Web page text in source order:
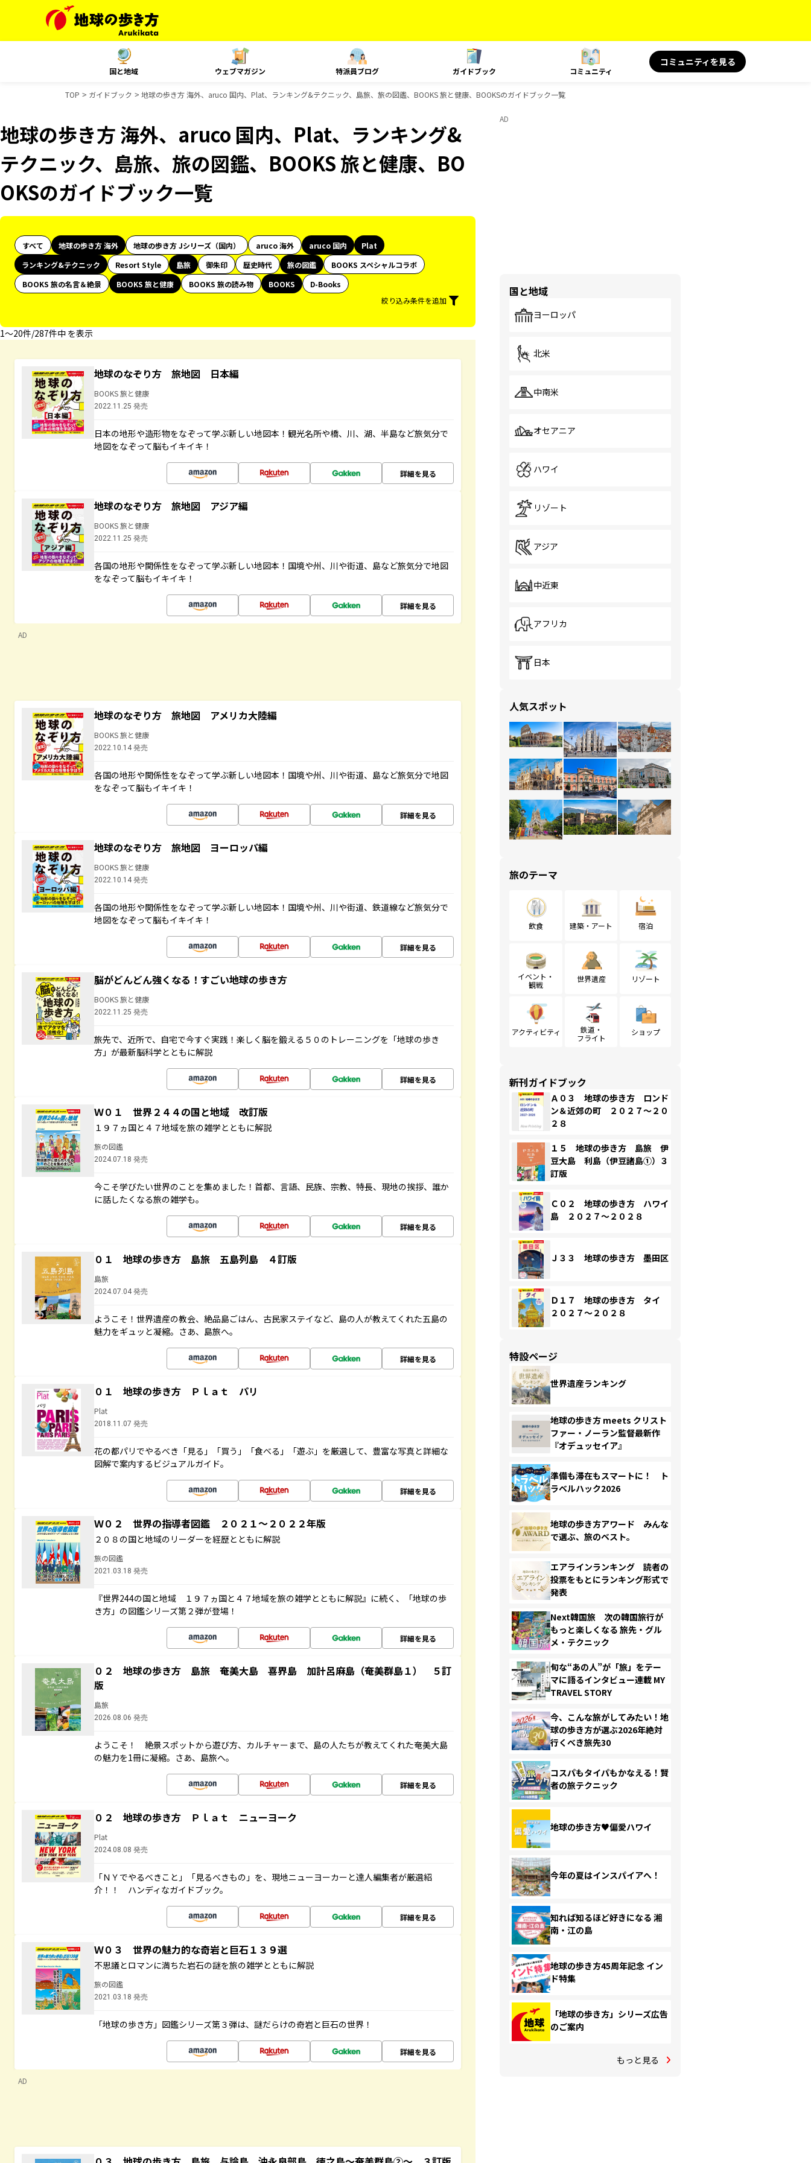
国と地域 ウェブマガジン 特派員ブログ ガイドブック コミュニティ
コミュニティを見る
TOP ガイドブック 地球の歩き方 海外、aruco 国内、Plat、ランキング&テクニック、島旅、旅の図鑑、BOOKS 旅と健康、BOOKSのガイドブック一覧
地球の歩き方 海外、aruco 国内、Plat、ランキング&
テクニック、島旅、旅の図鑑、BOOKS 旅と健康、BO
OKSのガイドブック一覧
すべて 地球の歩き方 海外 地球の歩き方 Jシリーズ（国内） aruco 海外 aruco 国内
Plat
ランキング&テクニック
Resort Style 島旅 御朱印 歴史時代 旅の図鑑
BOOKS スペシャルコラボ
BOOKS 旅の名言＆絶景
BOOKS 旅と健康 BOOKS 旅の読み物 BOOKS
D-Books
絞り込み条件を追加
1〜20件/287件中 を表示
地球のなぞり方 旅地図 日本編
BOOKS 旅と健康
2022.11.25 発売
日本の地形や造形物をなぞって学ぶ新しい地図本！観光名所や橋、川、湖、半島など旅気分で
地図をなぞって脳もイキイキ！
詳細を見る
地球のなぞり方 旅地図 アジア編
BOOKS 旅と健康
2022.11.25 発売
各国の地形や関係性をなぞって学ぶ新しい地図本！国境や州、川や街道、島など旅気分で地図
をなぞって脳もイキイキ！
詳細を見る
AD
地球のなぞり方 旅地図 アメリカ大陸編
BOOKS 旅と健康
2022.10.14 発売
各国の地形や関係性をなぞって学ぶ新しい地図本！国境や州、川や街道、島など旅気分で地図
をなぞって脳もイキイキ！
詳細を見る
地球のなぞり方 旅地図 ヨーロッパ編
BOOKS 旅と健康
2022.10.14 発売
各国の地形や関係性をなぞって学ぶ新しい地図本！国境や州、川や街道、鉄道線など旅気分で
地図をなぞって脳もイキイキ！
詳細を見る
脳がどんどん強くなる！すごい地球の歩き方
BOOKS 旅と健康
2022.11.25 発売
旅先で、近所で、自宅で今すぐ実践！楽しく脳を鍛える５０のトレーニングを「地球の歩き
方」が最新脳科学とともに解説
詳細を見る
Ｗ０１ 世界２４４の国と地域 改訂版
１９７ヵ国と４７地域を旅の雑学とともに解説
旅の図鑑
2024.07.18 発売
今こそ学びたい世界のことを集めました！首都、言語、民族、宗教、特長、現地の挨拶、誰か
に話したくなる旅の雑学も。
詳細を見る
０１ 地球の歩き方 島旅 五島列島 ４訂版
島旅
2024.07.04 発売
ようこそ！世界遺産の教会、絶品島ごはん、古民家ステイなど、島の人が教えてくれた五島の
魅力をギュッと凝縮。さあ、島旅へ。
詳細を見る
０１ 地球の歩き方 Ｐｌａｔ パリ
Plat
2018.11.07 発売
花の都パリでやるべき「見る」「買う」「食べる」「遊ぶ」を厳選して、豊富な写真と詳細な
図解で案内するビジュアルガイド。
詳細を見る
Ｗ０２ 世界の指導者図鑑 ２０２１～２０２２年版
２０８の国と地域のリーダーを経歴とともに解説
旅の図鑑
2021.03.18 発売
『世界244の国と地域 １９７ヵ国と４７地域を旅の雑学とともに解説』に続く、「地球の歩
き方」の図鑑シリーズ第２弾が登場！
詳細を見る
０２ 地球の歩き方 島旅 奄美大島 喜界島 加計呂麻島（奄美群島１） ５訂
版
島旅
2026.08.06 発売
ようこそ！ 絶景スポットから遊び方、カルチャーまで、島の人たちが教えてくれた奄美大島
の魅力を1冊に凝縮。さあ、島旅へ。
詳細を見る
０２ 地球の歩き方 Ｐｌａｔ ニューヨーク
Plat
2024.08.08 発売
「ＮＹでやるべきこと」「見るべきもの」を、現地ニューヨーカーと達人編集者が厳選紹
介！！ ハンディなガイドブック。
詳細を見る
Ｗ０３ 世界の魅力的な奇岩と巨石１３９選
不思議とロマンに満ちた岩石の謎を旅の雑学とともに解説
旅の図鑑
2021.03.18 発売
「地球の歩き方」図鑑シリーズ第３弾は、謎だらけの奇岩と巨石の世界！
詳細を見る
AD
AD
国と地域
ヨーロッパ
北米
中南米
オセアニア
ハワイ
リゾート
アジア
中近東
アフリカ
日本
人気スポット
旅のテーマ
飲食 建築・アート 宿泊
イベント・
観戦
世界遺産 リゾート
アクティビティ
鉄道・
フライト
ショップ
新刊ガイドブック
Ａ０３ 地球の歩き方 ロンド
ン＆近郊の町 ２０２７～２０
２８
１５ 地球の歩き方 島旅 伊
豆大島 利島（伊豆諸島①）３
訂版
Ｃ０２ 地球の歩き方 ハワイ
島 ２０２７～２０２８
Ｊ３３ 地球の歩き方 墨田区
Ｄ１７ 地球の歩き方 タイ
２０２７～２０２８
特設ページ
世界遺産ランキング
地球の歩き方 meets クリスト
ファー・ノーラン監督最新作
『オデュッセイア』
準備も滞在もスマートに！ ト
ラベルハック2026
地球の歩き方アワード みんな
で選ぶ、旅のベスト。
エアラインランキング 読者の
投票をもとにランキング形式で
発表
Next韓国旅 次の韓国旅行が
もっと楽しくなる 旅先・グル
メ・テクニック
旬な“あの人”が「旅」をテー
マに語るインタビュー連載 MY
TRAVEL STORY
今、こんな旅がしてみたい！地
球の歩き方が選ぶ2026年絶対
行くべき旅先30
コスパもタイパもかなえる！賢
者の旅テクニック
地球の歩き方♥偏愛ハワイ
今年の夏はインスパイアへ！
知れば知るほど好きになる 湘
南・江の島
地球の歩き方45周年記念 イン
ド特集
「地球の歩き方」シリーズ広告
のご案内
もっと見る